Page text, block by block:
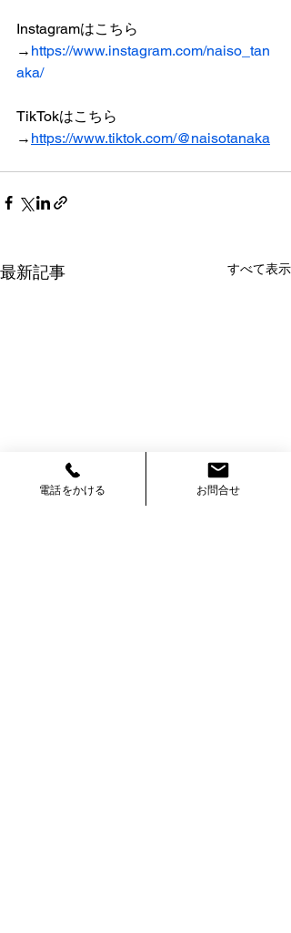
Instagramはこちら
→ https://www.instagram.com/naiso_tan
aka/
TikTokはこちら
→ https://www.tiktok.com/@naisotanaka
最新記事 すべて表示
電話をかける お問合せ